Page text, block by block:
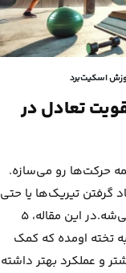
اسکیت‌برد
تعادل در
حرکت‌ها رو می‌سازه.
گرفتن تیریک‌ها یا حتی
ساده‌ترین حرکات هم سخت می‌شه.در این مقاله، ۵
تخته اومده که کمک
و عملکرد بهتر داشته